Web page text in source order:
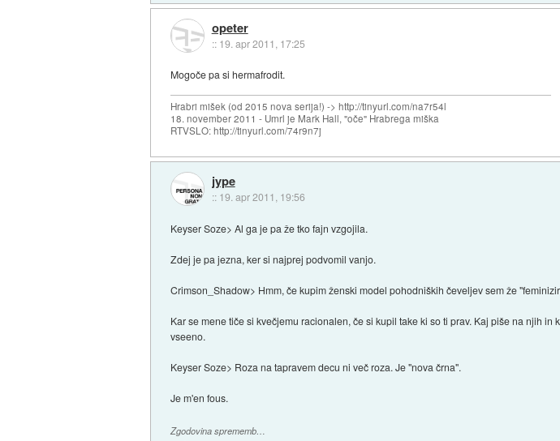
opeter
:: 19. apr 2011, 17:25
Mogoče pa si hermafrodit.
Hrabri mišek (od 2015 nova serija!) -> http://tinyurl.com/na7r54l
18. november 2011 - Umrl je Mark Hall, "oče" Hrabrega miška
RTVSLO: http://tinyurl.com/74r9n7j
jype
:: 19. apr 2011, 19:56
Keyser Soze> Al ga je pa že tko fajn vzgojila.
Zdej je pa jezna, ker si najprej podvomil vanjo.
Crimson_Shadow> Hmm, če kupim ženski model pohodniških čeveljev sem že
Kar se mene tiče si kvečjemu racionalen, če si kupil take ki so ti prav. Kaj piše na njih
vseeno.
Keyser Soze> Roza na tapravem decu ni več roza. Je "nova črna".
Je m'en fous.
Zgodovina sprememb…